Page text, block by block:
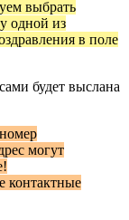
выбрать
одной из
в поле
будет выслана
могут
контактные